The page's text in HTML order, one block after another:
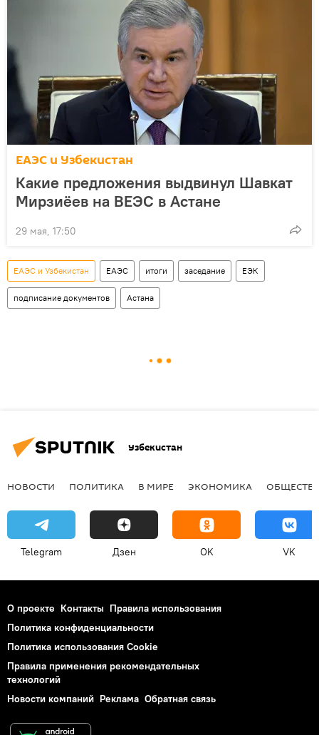
ЕАЭС и Узбекистан
Какие предложения выдвинул Шавкат
Мирзиёев на ВЕЭС в Астане
29 мая, 17:50
ЕАЭС и Узбекистан ЕАЭС итоги заседание ЕЭК
подписание документов Астана
Узбекистан
НОВОСТИ ПОЛИТИКА В МИРЕ ЭКОНОМИКА
Telegram Дзен OK VK
О проекте Контакты Правила использования
Политика конфиденциальности
Политика использования Cookie
Правила применения рекомендательных
технологий
Новости компаний Реклама Обратная связь